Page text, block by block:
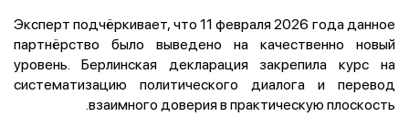
Эксперт подчёркивает, что 11 февраля 2026 года данное
партнёрство было выведено на качественно новый
уровень. Берлинская декларация закрепила курс на
систематизацию политического диалога и перевод
взаимного доверия в практическую плоскость.